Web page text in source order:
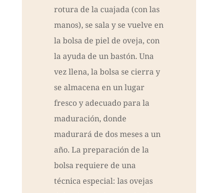
rotura de la cuajada (con las
manos), se sala y se vuelve en
la bolsa de piel de oveja, con
la ayuda de un bastón. Una
vez llena, la bolsa se ​​cierra y
se almacena en un lugar
fresco y adecuado para la
maduración, donde
madurará de dos meses a un
año. La preparación de la
bolsa requiere de una
técnica especial: las ovejas